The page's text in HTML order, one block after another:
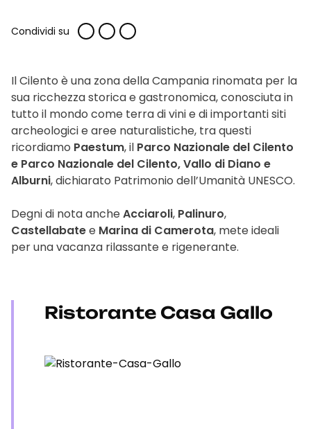
Condividi su
Il Cilento è una zona della Campania rinomata per la
sua ricchezza storica e gastronomica, conosciuta in
tutto il mondo come terra di vini e di importanti siti
archeologici e aree naturalistiche, tra questi
ricordiamo Paestum, il Parco Nazionale del Cilento
e Parco Nazionale del Cilento, Vallo di Diano e
Alburni, dichiarato Patrimonio dell’Umanità UNESCO.
Degni di nota ancheAcciaroli, Palinuro,
Castellabatee Marina di Camerota, mete ideali
per una vacanza rilassante e rigenerante.
Ristorante Casa Gallo